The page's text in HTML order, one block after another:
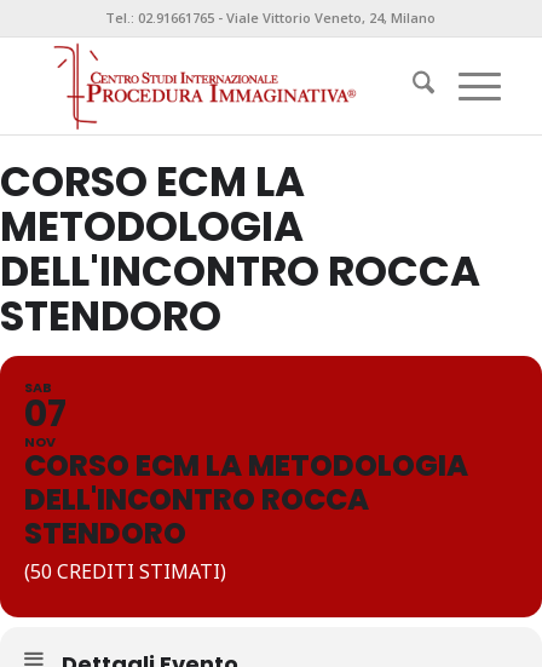
Tel.: 02.91661765 - Viale Vittorio Veneto, 24, Milano
CORSO ECM LA
METODOLOGIA
DELL'INCONTRO ROCCA
STENDORO
SAB
07
NOV
CORSO ECM LA METODOLOGIA
DELL'INCONTRO ROCCA
STENDORO
(50 CREDITI STIMATI)